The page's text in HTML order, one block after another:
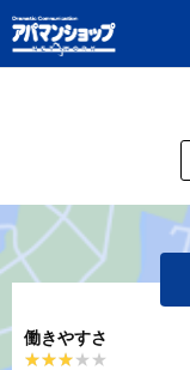
働きやすさ
★★★★★
★★★★★